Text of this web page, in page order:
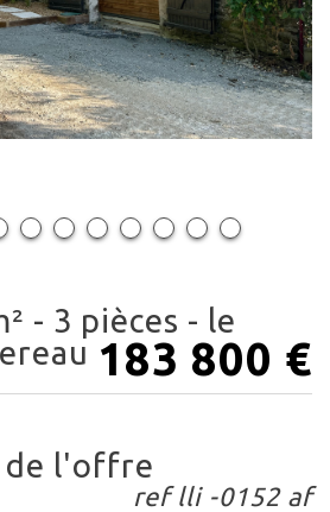
183 800 €
de l'offre
ref lli -0152 af